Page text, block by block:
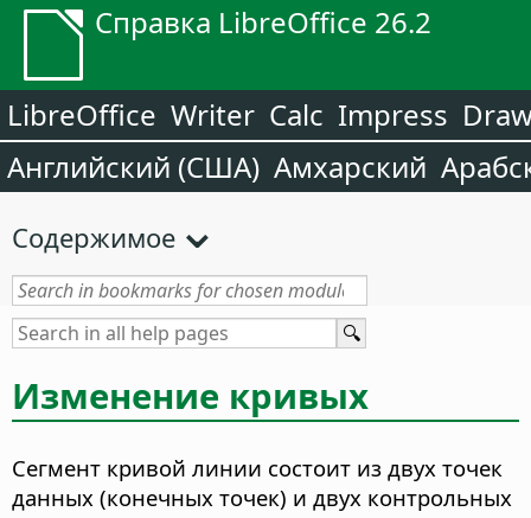
Справка LibreOffice 26.2
LibreOffice Writer Calc Impress
Английский (США) Амхарский
Содержимое
Изменение кривых
Сегмент кривой линии состоит из двух точек
данных (конечных точек) и двух контрольных